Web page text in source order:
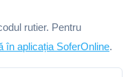
rutier. Pentru
în aplicația SoferOnline.